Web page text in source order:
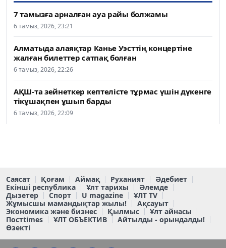
7 тамызға арналған ауа райы болжамы
6 тамыз, 2026, 23:21
Алматыда алаяқтар Канье Уэсттің концертіне
жалған билеттер сатпақ болған
6 тамыз, 2026, 22:26
АҚШ-та зейнеткер кептелісте тұрмас үшін дүкенге
тікұшақпен ұшып барды
6 тамыз, 2026, 22:09
Саясат Қоғам Аймақ Руханият
Әдебиет
Екінші республика
Ұлт тарихы
Әлемде
Дызетер
Спорт U magazine
ҰЛТ TV
Жұмысшы мамандықтар жылы!
Ақсауыт
Экономика және бизнес
Қылмыс
Ұлт айнасы
Постtimes
ҰЛТ ОБЪЕКТИВ
Айтылды - орындалды!
Өзекті